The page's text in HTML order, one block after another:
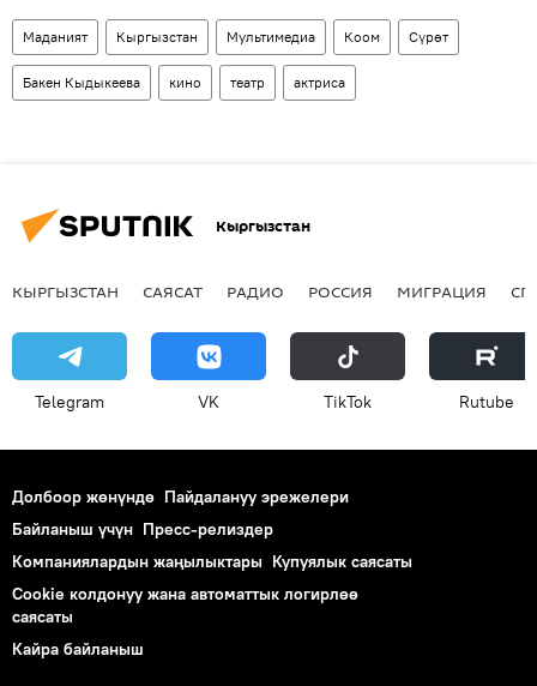
Маданият Кыргызстан Мультимедиа Коом Сүрөт
Бакен Кыдыкеева кино театр актриса
Кыргызстан
КЫРГЫЗСТАН САЯСАТ РАДИО РОССИЯ МИГРАЦИЯ
Telegram VK ТikТоk Rutube
Долбоор жөнүндө Пайдалануу эрежелери
Байланыш үчүн Пресс-релиздер
Компаниялардын жаңылыктары Купуялык саясаты
Cookie колдонуу жана автоматтык логирлөө
саясаты
Кайра байланыш